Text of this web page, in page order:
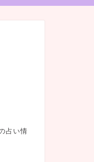
占い情